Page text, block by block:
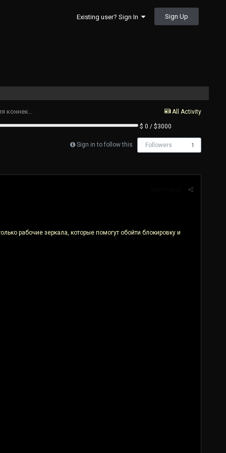
Existing user? Sign In Sign Up
All Activity
Проверенные ссылки на KRAKEN??? (Свежие) — Обход блокировок для коннекта в Босния и Герцеговина
$ 0 / $3000
Sign in to follow this Followers 1
рабочие зеркала, которые помогут обойти блокировку и